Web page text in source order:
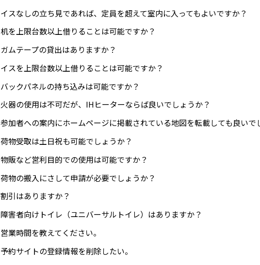
イスなしの立ち見であれば、定員を超えて室内に入ってもよいですか？
机を上限台数以上借りることは可能ですか？
ガムテープの貸出はありますか？
イスを上限台数以上借りることは可能ですか？
バックパネルの持ち込みは可能ですか？
火器の使用は不可だが、IHヒーターならば良いでしょうか？
参加者への案内にホームページに掲載されている地図を転載しても良いで
荷物受取は土日祝も可能でしょうか？
物販など営利目的での使用は可能ですか？
荷物の搬入にさして申請が必要でしょうか？
割引はありますか？
障害者向けトイレ（ユニバーサルトイレ）はありますか？
営業時間を教えてください。
予約サイトの登録情報を削除したい。